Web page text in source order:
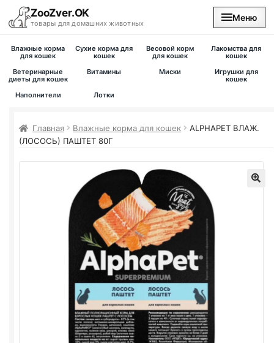
ZooZver.OK
товары для домашних животных
Меню
На главную
Влажные корма
для кошек
Сухие корма для
кошек
Весовой корм
для кошек
Лакомства для
кошек
Ветеринарные
диеты для кошек
Витамины Миски
Игрушки для
кошек
Наполнители
Лотки
Главная Влажные корма для кошек
ALPHAPET ВЛАЖ.
(ЛОСОСЬ) ПАШТЕТ 80Г